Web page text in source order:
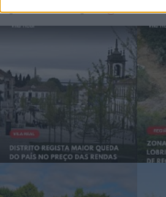
Siga-nos no Instagram